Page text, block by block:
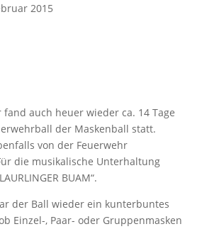
2015
fand auch heuer wieder ca. 14 Tage
der Maskenball statt.
von der Feuerwehr
die musikalische Unterhaltung
BUAM“.
der Ball wieder ein kunterbuntes
Einzel-, Paar- oder Gruppenmasken